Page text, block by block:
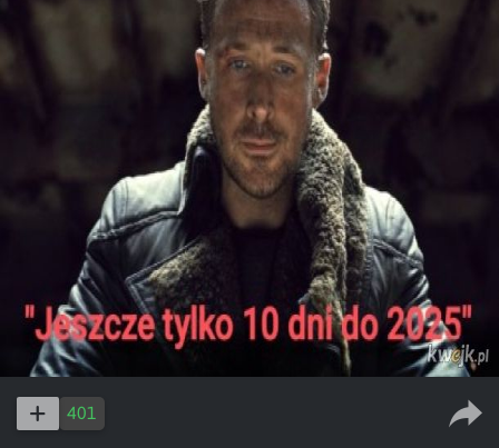
401